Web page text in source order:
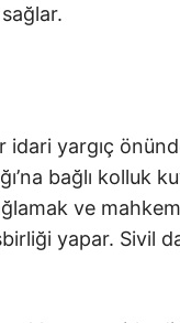
idari yargıç
bağlı kolluk
ve
yapar. Sivil